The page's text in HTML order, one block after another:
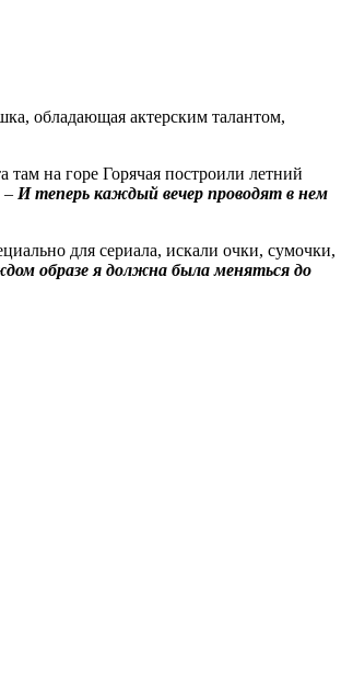
обладающая актерским талантом,
на горе Горячая построили летний
– И теперь каждый вечер проводят в нем
для сериала, искали очки, сумочки,
образе я должна была меняться до